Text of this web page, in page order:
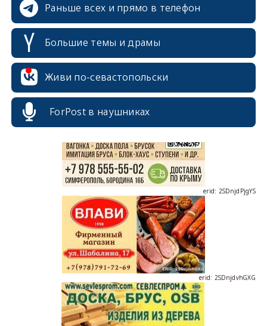
Раньше всех и прямо в телефон
Большие темы и драмы
Живи по-севастопольски
ForPost в наушниках
erid: 2SDnjdPjgYS
erid: 2SDnjdvhGXG